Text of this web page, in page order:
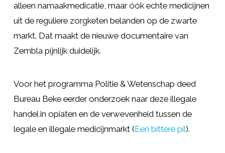
alleen namaakmedicatie, maar óók echte medicijnen
uit de reguliere zorgketen belanden op de zwarte
markt. Dat maakt de nieuwe documentaire van
Zembla pijnlijk duidelijk.
Voor het programma Politie & Wetenschap deed
Bureau Beke eerder onderzoek naar deze illegale
handel in opiaten en de verwevenheid tussen de
legale en illegale medicijnmarkt (Een bittere pil).